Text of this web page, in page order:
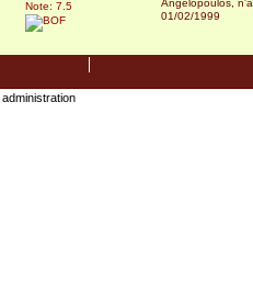
Note: 7.5
Angelopoulos, n'a
01/02/1999
administration